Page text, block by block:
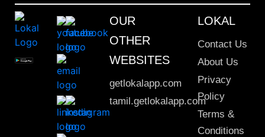
OUR
OTHER
WEBSITES
getlokalapp.com
tamil.getlokalapp.com
LOKAL
Contact Us
About Us
Privacy
Policy
Terms &
Conditions